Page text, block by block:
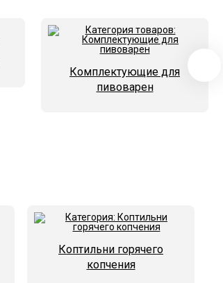
Комплектующие для
пивоварен
Коптильни горячего
копчения